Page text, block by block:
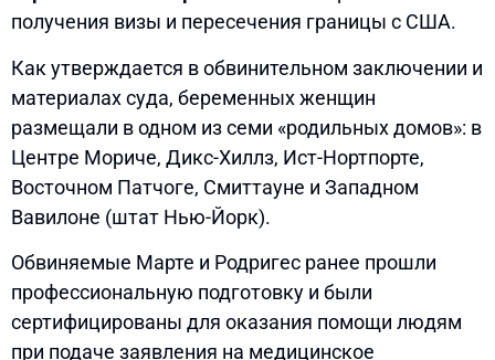
получения визы и пересечения границы с США.
Как утверждается в обвинительном заключении и
материалах суда, беременных женщин
размещали в одном из семи «родильных домов»: в
Центре Мориче, Дикс-Хиллз, Ист-Нортпорте,
Восточном Патчоге, Смиттауне и Западном
Вавилоне (штат Нью-Йорк).
Обвиняемые Марте и Родригес ранее прошли
профессиональную подготовку и были
сертифицированы для оказания помощи людям
при подаче заявления на медицинское